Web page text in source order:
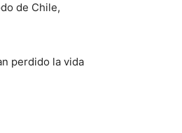
de Chile,
perdido la vida